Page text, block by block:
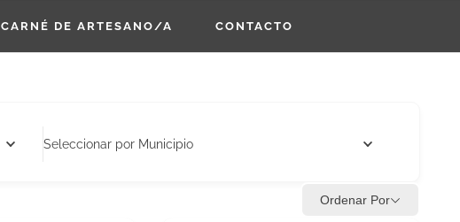
CARNÉ DE ARTESANO/A CONTACTO
Seleccionar por Municipio
Ordenar Por